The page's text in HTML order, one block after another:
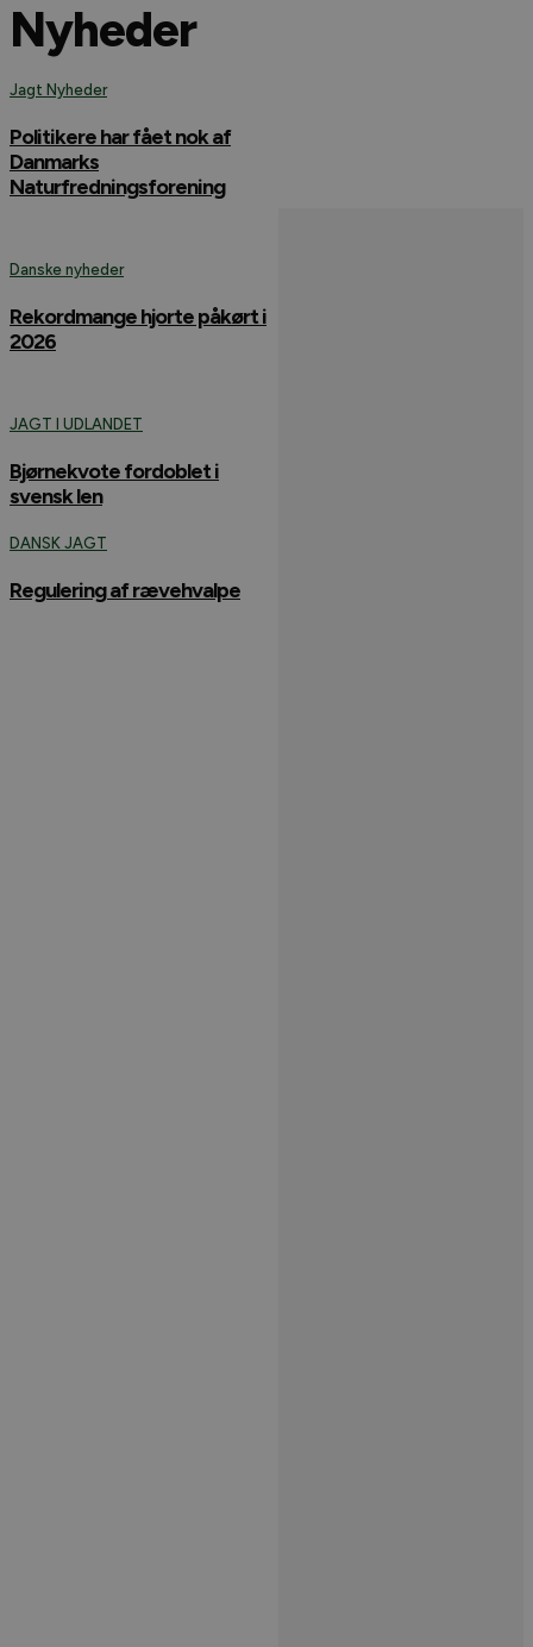
Nyheder
Jagt Nyheder
Politikere har fået nok af
Danmarks
Naturfredningsforening
Danske nyheder
Rekordmange hjorte påkørt i
2026
JAGT I UDLANDET
Bjørnekvote fordoblet i
svensk len
DANSK JAGT
Regulering af rævehvalpe